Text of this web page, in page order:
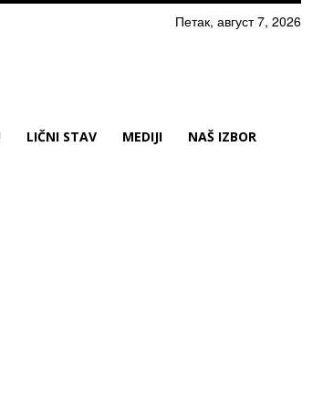
Петак, август 7, 2026
LIČNI STAV MEDIJI NAŠ IZBOR